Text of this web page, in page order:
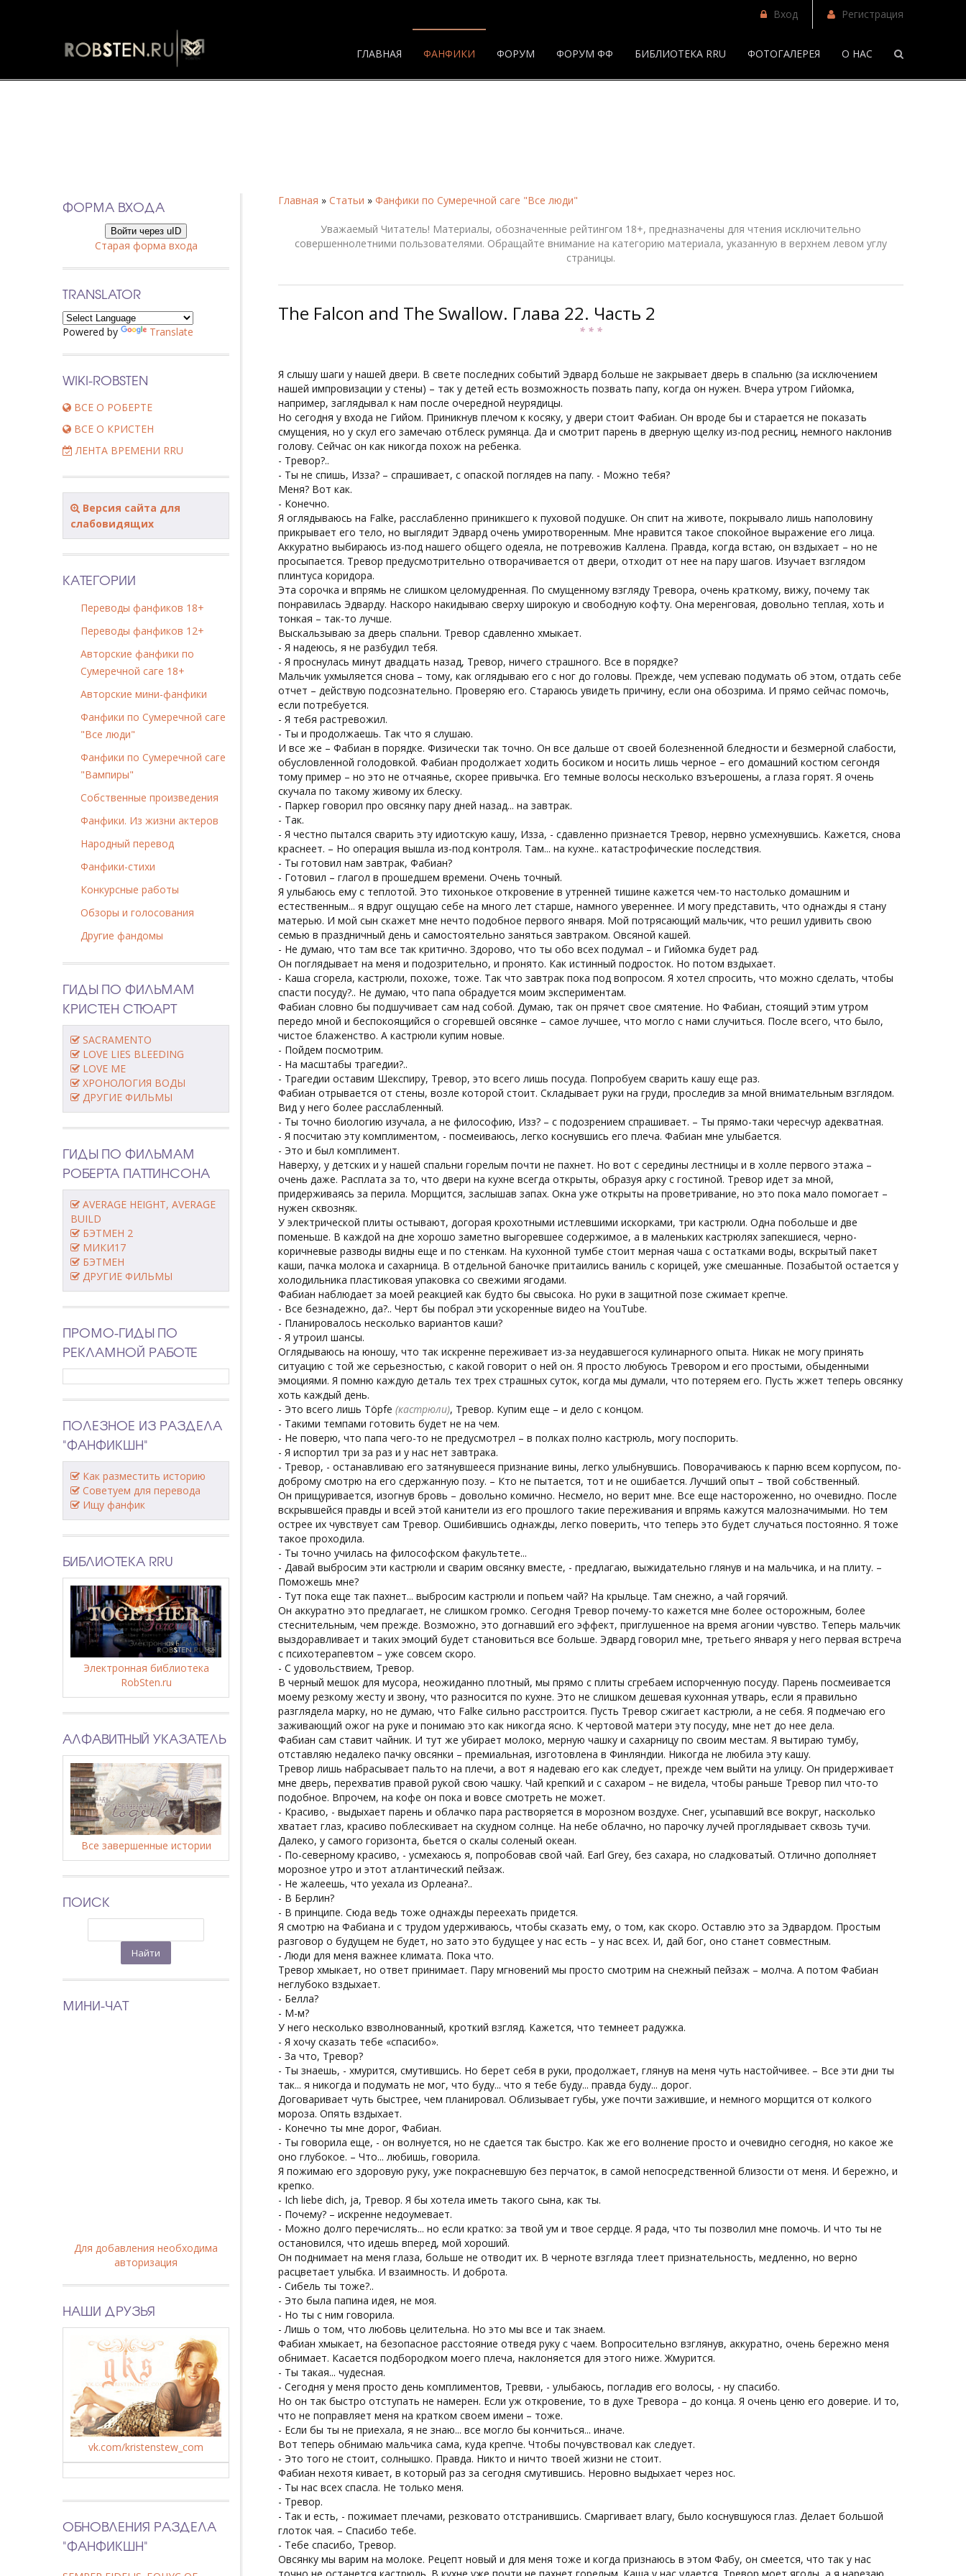
Вход Регистрация
ГЛАВНАЯ ФАНФИКИ ФОРУМ ФОРУМ ФФ БИБЛИОТЕКА RRU ФОТОГАЛЕРЕЯ О НАС
Главная » Статьи » Фанфики по Сумеречной саге "Все люди"
Уважаемый Читатель! Материалы, обозначенные рейтингом 18+, предназначены для чтения исключительно
совершеннолетними пользователями. Обращайте внимание на категорию материала, указанную в верхнем левом углу
страницы.
The Falcon and The Swallow. Глава 22. Часть 2
* * *
Я слышу шаги у нашей двери. В свете последних событий Эдвард больше не закрывает дверь в спальню (за исключением
нашей импровизации у стены) – так у детей есть возможность позвать папу, когда он нужен. Вчера утром Гийомка,
например, заглядывал к нам после очередной неурядицы.
Но сегодня у входа не Гийом. Приникнув плечом к косяку, у двери стоит Фабиан. Он вроде бы и старается не показать
смущения, но у скул его замечаю отблеск румянца. Да и смотрит парень в дверную щелку из-под ресниц, немного наклонив
голову. Сейчас он как никогда похож на ребенка.
- Тревор?..
- Ты не спишь, Изза? – спрашивает, с опаской поглядев на папу. - Можно тебя?
Меня? Вот как.
- Конечно.
Я оглядываюсь на Falke, расслабленно приникшего к пуховой подушке. Он спит на животе, покрывало лишь наполовину
прикрывает его тело, но выглядит Эдвард очень умиротворенным. Мне нравится такое спокойное выражение его лица.
Аккуратно выбираюсь из-под нашего общего одеяла, не потревожив Каллена. Правда, когда встаю, он вздыхает – но не
просыпается. Тревор предусмотрительно отворачивается от двери, отходит от нее на пару шагов. Изучает взглядом
плинтуса коридора.
Эта сорочка и впрямь не слишком целомудренная. По смущенному взгляду Тревора, очень краткому, вижу, почему так
понравилась Эдварду. Наскоро накидываю сверху широкую и свободную кофту. Она меренговая, довольно теплая, хоть и
тонкая – так-то лучше.
Выскальзываю за дверь спальни. Тревор сдавленно хмыкает.
- Я надеюсь, я не разбудил тебя.
- Я проснулась минут двадцать назад, Тревор, ничего страшного. Все в порядке?
Мальчик ухмыляется снова – тому, как оглядываю его с ног до головы. Прежде, чем успеваю подумать об этом, отдать себе
отчет – действую подсознательно. Проверяю его. Стараюсь увидеть причину, если она обозрима. И прямо сейчас помочь,
если потребуется.
- Я тебя растревожил.
- Ты и продолжаешь. Так что я слушаю.
И все же – Фабиан в порядке. Физически так точно. Он все дальше от своей болезненной бледности и безмерной слабости,
обусловленной голодовкой. Фабиан продолжает ходить босиком и носить лишь черное – его домашний костюм сегондя
тому пример – но это не отчаянье, скорее привычка. Его темные волосы несколько взъерошены, а глаза горят. Я очень
скучала по такому живому их блеску.
- Паркер говорил про овсянку пару дней назад... на завтрак.
- Так.
- Я честно пытался сварить эту идиотскую кашу, Изза, - сдавленно признается Тревор, нервно усмехнувшись. Кажется, снова
краснеет. – Но операция вышла из-под контроля. Там... на кухне.. катастрофические последствия.
- Ты готовил нам завтрак, Фабиан?
- Готовил – глагол в прошедшем времени. Очень точный.
Я улыбаюсь ему с теплотой. Это тихонькое откровение в утренней тишине кажется чем-то настолько домашним и
естественным... я вдруг ощущаю себе на много лет старше, намного увереннее. И могу представить, что однажды я стану
матерью. И мой сын скажет мне нечто подобное первого января. Мой потрясающий мальчик, что решил удивить свою
семью в праздничный день и самостоятельно заняться завтраком. Овсяной кашей.
- Не думаю, что там все так критично. Здорово, что ты обо всех подумал – и Гийомка будет рад.
Он поглядывает на меня и подозрительно, и пронято. Как истинный подросток. Но потом вздыхает.
- Каша сгорела, кастрюли, похоже, тоже. Так что завтрак пока под вопросом. Я хотел спросить, что можно сделать, чтобы
спасти посуду?.. Не думаю, что папа обрадуется моим экспериментам.
Фабиан словно бы подшучивает сам над собой. Думаю, так он прячет свое смятение. Но Фабиан, стоящий этим утром
передо мной и беспокоящийся о сгоревшей овсянке – самое лучшее, что могло с нами случиться. После всего, что было,
чистое блаженство. А кастрюли купим новые.
- Пойдем посмотрим.
- На масштабы трагедии?..
- Трагедии оставим Шекспиру, Тревор, это всего лишь посуда. Попробуем сварить кашу еще раз.
Фабиан отрывается от стены, возле которой стоит. Складывает руки на груди, проследив за мной внимательным взглядом.
Вид у него более расслабленный.
- Ты точно биологию изучала, а не философию, Изз? – с подозрением спрашивает. – Ты прямо-таки чересчур адекватная.
- Я посчитаю эту комплиментом, - посмеиваюсь, легко коснувшись его плеча. Фабиан мне улыбается.
- Это и был комплимент.
Наверху, у детских и у нашей спальни горелым почти не пахнет. Но вот с середины лестницы и в холле первого этажа –
очень даже. Расплата за то, что двери на кухне всегда открыты, образуя арку с гостиной. Тревор идет за мной,
придерживаясь за перила. Морщится, заслышав запах. Окна уже открыты на проветривание, но это пока мало помогает –
нужен сквозняк.
У электрической плиты остывают, догорая крохотными истлевшими искорками, три кастрюли. Одна побольше и две
поменьше. В каждой на дне хорошо заметно выгоревшее содержимое, а в маленьких кастрюлях запекшиеся, черно-
коричневые разводы видны еще и по стенкам. На кухонной тумбе стоит мерная чаша с остатками воды, вскрытый пакет
каши, пачка молока и сахарница. В отдельной баночке притаились ваниль с корицей, уже смешанные. Позабытой остается у
холодильника пластиковая упаковка со свежими ягодами.
Фабиан наблюдает за моей реакцией как будто бы свысока. Но руки в защитной позе сжимает крепче.
- Все безнадежно, да?.. Черт бы побрал эти ускоренные видео на YouTube.
- Планировалось несколько вариантов каши?
- Я утроил шансы.
Оглядываюсь на юношу, что так искренне переживает из-за неудавшегося кулинарного опыта. Никак не могу принять
ситуацию с той же серьезностью, с какой говорит о ней он. Я просто любуюсь Тревором и его простыми, обыденными
эмоциями. Я помню каждую деталь тех трех страшных суток, когда мы думали, что потеряем его. Пусть жжет теперь овсянку
хоть каждый день.
- Это всего лишь Töpfe (кастрюли), Тревор. Купим еще – и дело с концом.
- Такими темпами готовить будет не на чем.
- Не поверю, что папа чего-то не предусмотрел – в полках полно кастрюль, могу поспорить.
- Я испортил три за раз и у нас нет завтрака.
- Тревор, - останавливаю его затянувшееся признание вины, легко улыбнувшись. Поворачиваюсь к парню всем корпусом, по-
доброму смотрю на его сдержанную позу. – Кто не пытается, тот и не ошибается. Лучший опыт – твой собственный.
Он прищуривается, изогнув бровь – довольно комично. Несмело, но верит мне. Все еще настороженно, но очевидно. После
вскрывшейся правды и всей этой канители из его прошлого такие переживания и впрямь кажутся малозначимыми. Но тем
острее их чувствует сам Тревор. Ошибившись однажды, легко поверить, что теперь это будет случаться постоянно. Я тоже
такое проходила.
- Ты точно училась на философском факультете...
- Давай выбросим эти кастрюли и сварим овсянку вместе, - предлагаю, выжидательно глянув и на мальчика, и на плиту. –
Поможешь мне?
- Тут пока еще так пахнет... выбросим кастрюли и попьем чай? На крыльце. Там снежно, а чай горячий.
Он аккуратно это предлагает, не слишком громко. Сегодня Тревор почему-то кажется мне более осторожным, более
стеснительным, чем прежде. Возможно, это догнавший его эффект, приглушенное на время агонии чувство. Теперь мальчик
выздоравливает и таких эмоций будет становиться все больше. Эдвард говорил мне, третьего января у него первая встреча
с психотерапевтом – уже совсем скоро.
- С удовольствием, Тревор.
В черный мешок для мусора, неожиданно плотный, мы прямо с плиты сгребаем испорченную посуду. Парень посмеивается
моему резкому жесту и звону, что разносится по кухне. Это не слишком дешевая кухонная утварь, если я правильно
разглядела марку, но не думаю, что Falke сильно расстроится. Пусть Тревор сжигает кастрюли, а не себя. Я подмечаю его
заживающий ожог на руке и понимаю это как никогда ясно. К чертовой матери эту посуду, мне нет до нее дела.
Фабиан сам ставит чайник. И тут же убирает молоко, мерную чашку и сахарницу по своим местам. Я вытираю тумбу,
отставляю недалеко пачку овсянки – премиальная, изготовлена в Финляндии. Никогда не любила эту кашу.
Тревор лишь набрасывает пальто на плечи, а вот я надеваю его как следует, прежде чем выйти на улицу. Он придерживает
мне дверь, перехватив правой рукой свою чашку. Чай крепкий и с сахаром – не видела, чтобы раньше Тревор пил что-то
подобное. Впрочем, на кофе он пока и вовсе смотреть не может.
- Красиво, - выдыхает парень и облачко пара растворяется в морозном воздухе. Снег, усыпавший все вокруг, насколько
хватает глаз, красиво поблескивает на скудном солнце. На небе облачно, но парочку лучей проглядывает сквозь тучи.
Далеко, у самого горизонта, бьется о скалы соленый океан.
- По-северному красиво, - усмехаюсь я, попробовав свой чай. Earl Grey, без сахара, но сладковатый. Отлично дополняет
морозное утро и этот атлантический пейзаж.
- Не жалеешь, что уехала из Орлеана?..
- В Берлин?
- В принципе. Сюда ведь тоже однажды переехать придется.
Я смотрю на Фабиана и с трудом удерживаюсь, чтобы сказать ему, о том, как скоро. Оставлю это за Эдвардом. Простым
разговор о будущем не будет, но зато это будущее у нас есть – у нас всех. И, дай бог, оно станет совместным.
- Люди для меня важнее климата. Пока что.
Тревор хмыкает, но ответ принимает. Пару мгновений мы просто смотрим на снежный пейзаж – молча. А потом Фабиан
неглубоко вздыхает.
- Белла?
- М-м?
У него несколько взволнованный, кроткий взгляд. Кажется, что темнеет радужка.
- Я хочу сказать тебе «спасибо».
- За что, Тревор?
- Ты знаешь, - хмурится, смутившись. Но берет себя в руки, продолжает, глянув на меня чуть настойчивее. – Все эти дни ты
так... я никогда и подумать не мог, что буду... что я тебе буду... правда буду... дорог.
Договаривает чуть быстрее, чем планировал. Облизывает губы, уже почти зажившие, и немного морщится от колкого
мороза. Опять вздыхает.
- Конечно ты мне дорог, Фабиан.
- Ты говорила еще, - он волнуется, но не сдается так быстро. Как же его волнение просто и очевидно сегодня, но какое же
оно глубокое. – Что... любишь, говорила.
Я пожимаю его здоровую руку, уже покрасневшую без перчаток, в самой непосредственной близости от меня. И бережно, и
крепко.
- Ich liebe dich, ja, Тревор. Я бы хотела иметь такого сына, как ты.
- Почему? – искренне недоумевает.
- Можно долго перечислять... но если кратко: за твой ум и твое сердце. Я рада, что ты позволил мне помочь. И что ты не
остановился, что идешь вперед, мой хороший.
Он поднимает на меня глаза, больше не отводит их. В черноте взгляда тлеет признательность, медленно, но верно
расцветает улыбка. И взаимность. И доброта.
- Сибель ты тоже?..
- Это была папина идея, не моя.
- Но ты с ним говорила.
- Лишь о том, что любовь целительна. Но это мы все и так знаем.
Фабиан хмыкает, на безопасное расстояние отведя руку с чаем. Вопросительно взглянув, аккуратно, очень бережно меня
обнимает. Касается подбородком моего плеча, наклоняется для этого ниже. Жмурится.
- Ты такая... чудесная.
- Сегодня у меня просто день комплиментов, Тревви, - улыбаюсь, погладив его волосы, - ну спасибо.
Но он так быстро отступать не намерен. Если уж откровение, то в духе Тревора – до конца. Я очень ценю его доверие. И то,
что не поправляет меня на кратком своем имени – тоже.
- Если бы ты не приехала, я не знаю... все могло бы кончиться... иначе.
Вот теперь обнимаю мальчика сама, куда крепче. Чтобы почувствовал как следует.
- Это того не стоит, солнышко. Правда. Никто и ничто твоей жизни не стоит.
Фабиан нехотя кивает, в который раз за сегодня смутившись. Неровно выдыхает через нос.
- Ты нас всех спасла. Не только меня.
- Тревор.
- Так и есть, - пожимает плечами, резковато отстранившись. Смаргивает влагу, было коснувшуюся глаз. Делает большой
глоток чая. – Спасибо тебе.
- Тебе спасибо, Тревор.
Овсянку мы варим на молоке. Рецепт новый и для меня тоже и когда признаюсь в этом Фабу, он смеется, что так у нас
ФОРМА ВХОДА
Войти через uID
Старая форма входа
TRANSLATOR
Powered by Translate
WIKI-ROBSTEN
ВСЕ О РОБЕРТЕ
ВСЕ О КРИСТЕН
ЛЕНТА ВРЕМЕНИ RRU
Версия сайта для
слабовидящих
КАТЕГОРИИ
Переводы фанфиков 18+
Переводы фанфиков 12+
Авторские фанфики по
Сумеречной саге 18+
Авторские мини-фанфики
Фанфики по Сумеречной саге
"Все люди"
Фанфики по Сумеречной саге
"Вампиры"
Собственные произведения
Фанфики. Из жизни актеров
Народный перевод
Фанфики-стихи
Конкурсные работы
Обзоры и голосования
Другие фандомы
ГИДЫ ПО ФИЛЬМАМ
КРИСТЕН СТЮАРТ
SACRAMENTO
LOVE LIES BLEEDING
LOVE ME
ХРОНОЛОГИЯ ВОДЫ
ДРУГИЕ ФИЛЬМЫ
ГИДЫ ПО ФИЛЬМАМ
РОБЕРТА ПАТТИНСОНА
AVERAGE HEIGHT, AVERAGE
BUILD
БЭТМЕН 2
МИКИ17
БЭТМЕН
ДРУГИЕ ФИЛЬМЫ
ПРОМО-ГИДЫ ПО
РЕКЛАМНОЙ РАБОТЕ
ПОЛЕЗНОЕ ИЗ РАЗДЕЛА
"ФАНФИКШН"
Как разместить историю
Советуем для перевода
Ищу фанфик
БИБЛИОТЕКА RRU
Электронная библиотека
RobSten.ru
АЛФАВИТНЫЙ УКАЗАТЕЛЬ
Все завершенные истории
ПОИСК
МИНИ-ЧАТ
Для добавления необходима
авторизация
НАШИ ДРУЗЬЯ
vk.com/kristenstew_com
ОБНОВЛЕНИЯ РАЗДЕЛА
"ФАНФИКШН"